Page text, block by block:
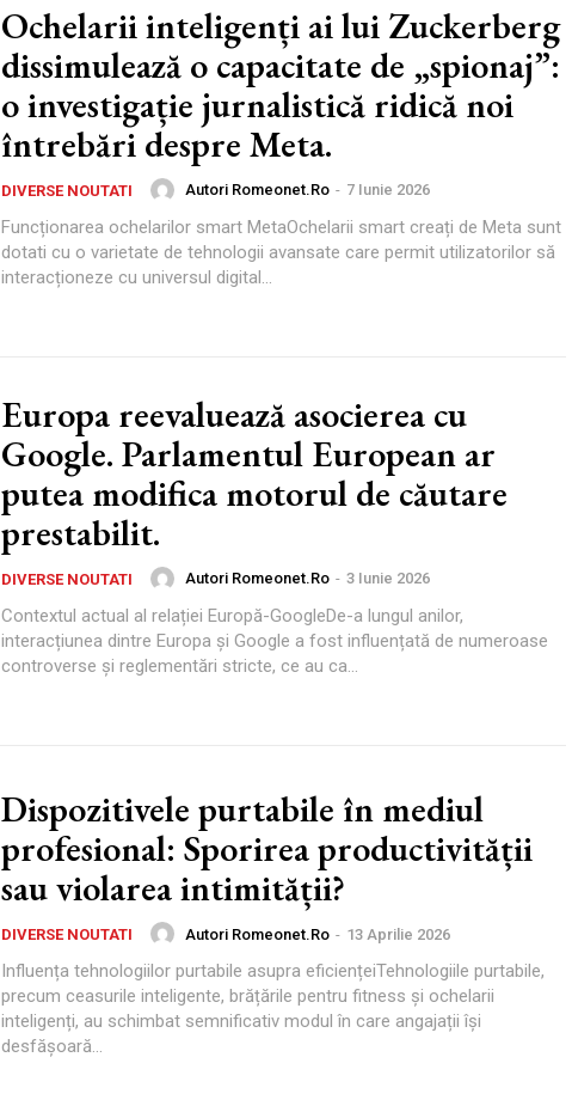
Ochelarii inteligenți ai lui Zuckerberg
dissimulează o capacitate de „spionaj”:
o investigație jurnalistică ridică noi
întrebări despre Meta.
DIVERSE NOUTATI Autori Romeonet.ro - 7 Iunie 2026
Funcționarea ochelarilor smart MetaOchelarii smart creați de Meta sunt
dotati cu o varietate de tehnologii avansate care permit utilizatorilor să
interacționeze cu universul digital...
Europa reevaluează asocierea cu
Google. Parlamentul European ar
putea modifica motorul de căutare
prestabilit.
DIVERSE NOUTATI Autori Romeonet.ro - 3 Iunie 2026
Contextul actual al relației Europă-GoogleDe-a lungul anilor,
interacțiunea dintre Europa și Google a fost influențată de numeroase
controverse și reglementări stricte, ce au ca...
Dispozitivele purtabile în mediul
profesional: Sporirea productivității
sau violarea intimității?
DIVERSE NOUTATI Autori Romeonet.ro - 13 Aprilie 2026
Influența tehnologiilor purtabile asupra eficiențeiTehnologiile purtabile,
precum ceasurile inteligente, brățările pentru fitness și ochelarii
inteligenți, au schimbat semnificativ modul în care angajații își
desfășoară...